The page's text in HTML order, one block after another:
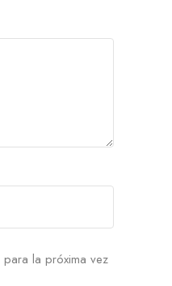
la próxima vez